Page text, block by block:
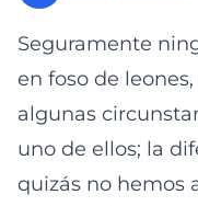
Seguramente
en foso de
algunas
uno de ellos; la
quizás no hemos